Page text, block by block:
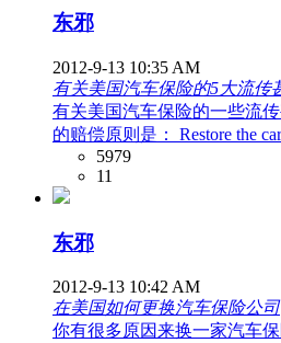
东邪
2012-9-13 10:35 AM
有关美国汽车保险的5大流传
有关美国汽车保险的一些流
的赔偿原则是： Restore the
5979
11
东邪
2012-9-13 10:42 AM
在美国如何更换汽车保险公司
你有很多原因来换一家汽车